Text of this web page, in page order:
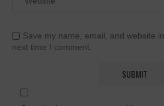
Save my name, email, and website
next time I comment.